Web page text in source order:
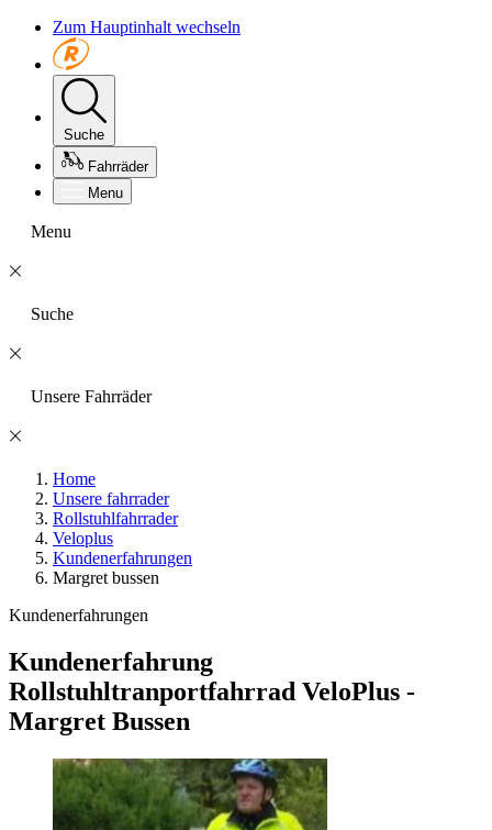
Zum Hauptinhalt wechseln
Suche
Fahrräder
Menu
Menu
Suche
Unsere Fahrräder
Home
Unsere fahrrader
Rollstuhlfahrrader
Veloplus
Kundenerfahrungen
Margret bussen
Kundenerfahrungen
Kundenerfahrung
Rollstuhltranportfahrrad VeloPlus -
Margret Bussen